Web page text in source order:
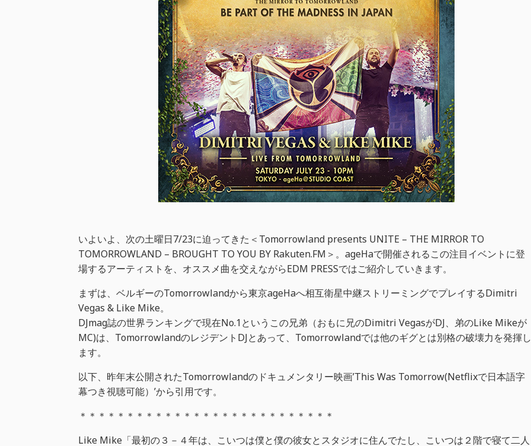
いよいよ、次の土曜日7/23に迫ってきた＜Tomorrowland presents UNITE – THE MIRROR TO
TOMORROWLAND – BROUGHT TO YOU BY Rakuten.FM＞。ageHaで開催されるこの注目イベントに登
場するアーティストを、オススメ曲を交えながらEDM PRESSではご紹介していきます。
まずは、ベルギーのTomorrowlandから東京ageHaへ相互衛星中継ストリーミングでプレイするDimitri
Vegas & Like Mike。
DJmag誌の世界ランキングで現在No.1というこの兄弟（おもに兄のDimitri VegasがDJ、弟のLike Mikeが
MC)は、TomorrowlandのレジデントDJとあって、Tomorrowlandでは他のギグとは別格の破壊力を発揮し
ます。
以下、昨年末公開されたTomorrowlandのドキュメンタリー映画’This Was Tomorrow(Netflixで日本語字
幕つき視聴可能）’から引用です。
＊＊＊＊＊＊＊＊＊＊＊＊＊＊＊＊＊＊＊＊＊＊＊＊＊＊＊
Like Mike「最初の３－４年は、こいつは僕と僕の彼女とスタジオに住んでたし、こいつは２階で寝て二人